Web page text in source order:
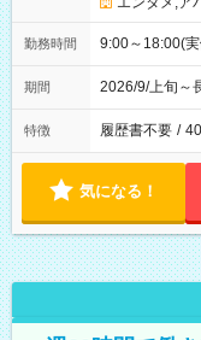
勤務時間 9:00～18:00(
期間 2026/9/上旬～
特徴 履歴書不要 /
気になる！